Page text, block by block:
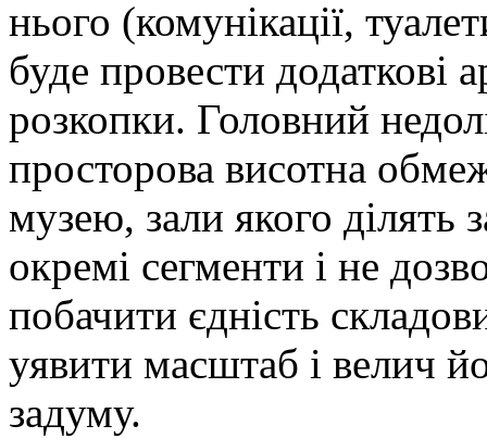
нього (комунікації,
буде провести додаткові
розкопки. Головний
просторова висотна
музею, зали якого ділять
окремі сегменти і не
побачити єдність
уявити масштаб і велич
задуму.